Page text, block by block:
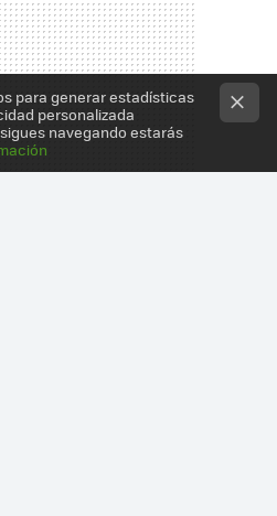
para generar estadísticas
personalizada
navegando estarás